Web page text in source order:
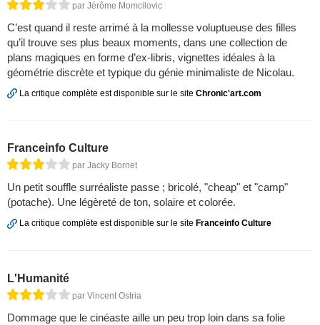
par Jérôme Momcilovic
C’est quand il reste arrimé à la mollesse voluptueuse des filles
qu’il trouve ses plus beaux moments, dans une collection de
plans magiques en forme d’ex-libris, vignettes idéales à la
géométrie discrète et typique du génie minimaliste de Nicolau.
La critique complète est disponible sur le site Chronic'art.com
Franceinfo Culture
par Jacky Bornet
Un petit souffle surréaliste passe ; bricolé, "cheap" et "camp"
(potache). Une légèreté de ton, solaire et colorée.
La critique complète est disponible sur le site Franceinfo Culture
L'Humanité
par Vincent Ostria
Dommage que le cinéaste aille un peu trop loin dans sa folie